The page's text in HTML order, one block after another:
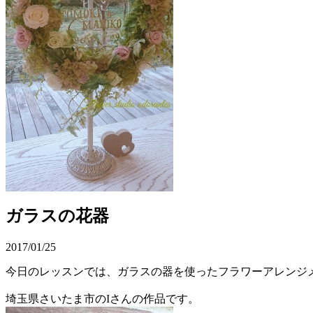
ガラスの花器
2017/01/25
今日のレッスンでは、ガラスの器を使ったフラワーアレンジ
埼玉県さいたま市のIさんの作品です。